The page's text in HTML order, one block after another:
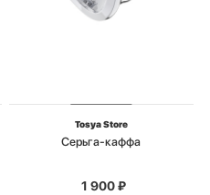
Tosya Store
Серьга-каффа
1 900₽